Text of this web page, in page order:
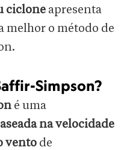
ciclone apresenta
melhor o método de
Simpson?
é uma
na velocidade
vento de